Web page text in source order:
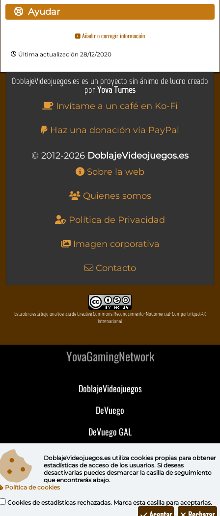
Ayudar
Añadir o corregir información
Última actualización 28/12/2020
DoblajeVideojuegos.es es un proyecto sin ánimo de lucro creado
porYova Turnes
Invítame a un café en Ko-Fi
Haz una donación vía PayPal
© 2012-2026 DoblajeVideojuegos.es
Sobre la web
Quienes somos
Política de Privacidad
Imagen corporativa
Contacto
Esta obra está bajo una licencia de Creative Commons Reconocimiento-NoComercial-CompartirIgual 4.0
Internacional
YovaGamingNetwork
DoblajeVideojuegos
DeVuego
DeVuego GAL
DeVuego LATAM
DeVuego Portugal
DoblajeVideojuegos.es utiliza cookies propiaspara obtener
estadísticas de acceso de los usuarios. Si deseas
desactivarlas puedes desmarcar la casilla de seguimiento
que encontrarás abajo.
Política de cookies
Cookies de estadísticas rechazadas. Marca esta casilla para aceptarlas.